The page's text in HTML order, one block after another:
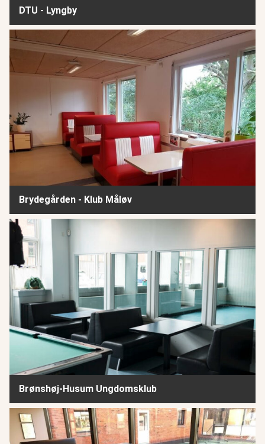
DTU - Lyngby
Brydegården - Klub Måløv
Brydegården - Klub Måløv
Brønshøj-Husum Ungdomsklub
Brønshøj-Husum Ungdomsklub
BFO Vildrosen - Skovlunde